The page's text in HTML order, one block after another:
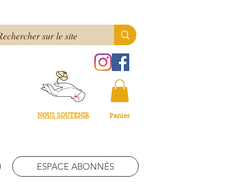
NOUS SOUTENIR Panier
ESPACE ABONNÉS